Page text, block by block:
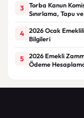
3
Torba Kanun
Sınırlama, Tapu
4
2026 Ocak
Bilgileri
5
2026 Emekli
Ödeme